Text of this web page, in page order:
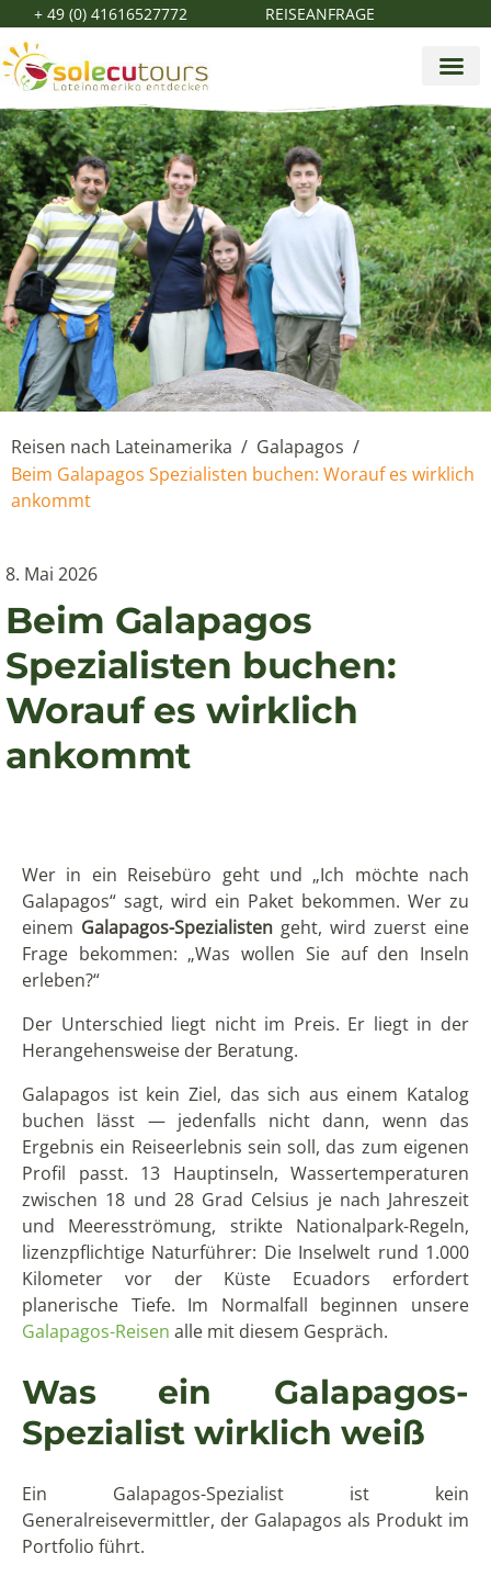
+ 49 (0) 41616527772 REISEANFRAGE
Reisen nach Lateinamerika / Galapagos /
Beim Galapagos Spezialisten buchen: Worauf es wirklich
ankommt
8. Mai 2026
Beim Galapagos
Spezialisten buchen:
Worauf es wirklich
ankommt
Wer in ein Reisebüro geht und „Ich möchte nach
Galapagos“ sagt, wird ein Paket bekommen. Wer zu
einem Galapagos-Spezialisten geht, wird zuerst eine
Frage bekommen: „Was wollen Sie auf den Inseln
erleben?“
Der Unterschied liegt nicht im Preis. Er liegt in der
Herangehensweise der Beratung.
Galapagos ist kein Ziel, das sich aus einem Katalog
buchen lässt — jedenfalls nicht dann, wenn das
Ergebnis ein Reiseerlebnis sein soll, das zum eigenen
Profil passt. 13 Hauptinseln, Wassertemperaturen
zwischen 18 und 28 Grad Celsius je nach Jahreszeit
und Meeresströmung, strikte Nationalpark-Regeln,
lizenzpflichtige Naturführer: Die Inselwelt rund 1.000
Kilometer vor der Küste Ecuadors erfordert
planerische Tiefe. Im Normalfall beginnen unsere
Galapagos-Reisen alle mit diesem Gespräch.
Was ein Galapagos-
Spezialist wirklich weiß
Ein Galapagos-Spezialist ist kein
Generalreisevermittler, der Galapagos als Produkt im
Portfolio führt.